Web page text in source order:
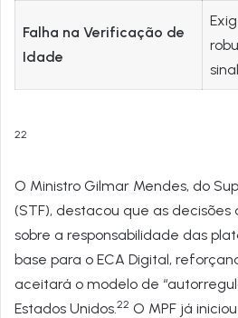
Falha na Verificação de
Idade
22
O Ministro Gilmar Mendes, do
(STF), destacou que as decisões
sobre a responsabilidade das
base para o ECA Digital,
aceitará o modelo de
Estados Unidos. 22 O MPF já